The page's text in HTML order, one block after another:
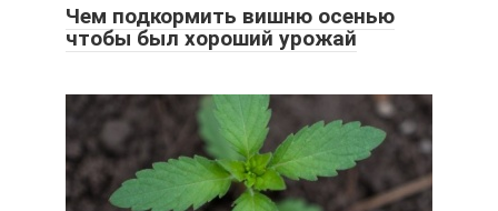
Чем подкормить вишню осенью
чтобы был хороший урожай